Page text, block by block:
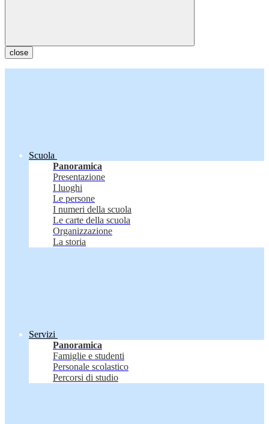
close
Scuola
Panoramica
Presentazione
I luoghi
Le persone
I numeri della scuola
Le carte della scuola
Organizzazione
La storia
Servizi
Panoramica
Famiglie e studenti
Personale scolastico
Percorsi di studio